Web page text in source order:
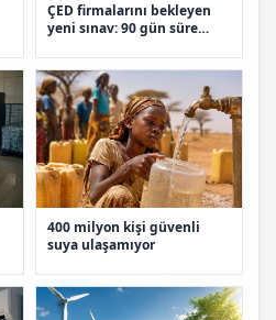
ÇED firmalarını bekleyen
yeni sınav: 90 gün süre
400 milyon kişi güvenli
suya ulaşamıyor